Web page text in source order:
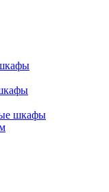
шкафы